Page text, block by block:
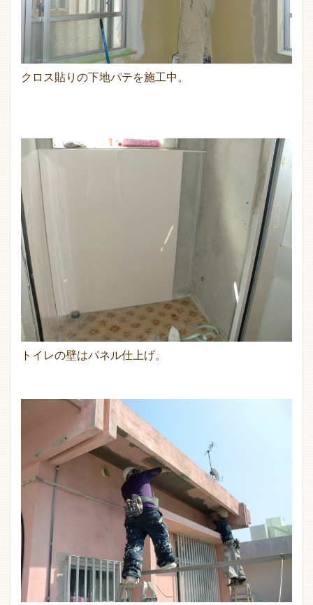
クロス貼りの下地パテを施工中。
トイレの壁はパネル仕上げ。